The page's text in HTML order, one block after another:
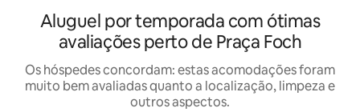
Aluguel por temporada com ótimas
avaliações perto de Praça Foch
Os hóspedes concordam: estas acomodações foram
muito bem avaliadas quanto a localização, limpeza e
outros aspectos.